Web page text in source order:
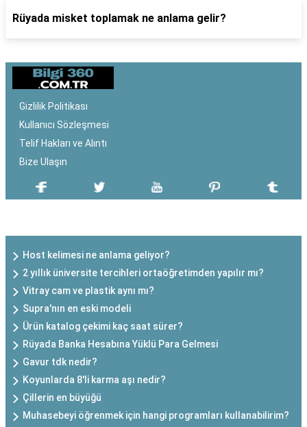
Rüyada misket toplamak ne anlama gelir?
Gizlilik Politikası
Kullanıcı Sözleşmesi
Telif Hakları ve Alıntı
Bize Ulaşın
Host kelimesi ne anlama geliyor?
2 yıllık üniversite tercihleri ortaöğretimden yapılır mı?
Vitray cam ve plastik aynı mı?
Supra'nın en eski modeli
Ürün katalog çekimi kaç saat sürer?
Rüyada Banka Hesabına Yüklü Para Gelmesi
Gavur tdk nedir?
Koyunlarda 8'li karma aşı nedir?
Çillerin en büyüğü
Muhasebeyi öğrenmek için hangi programları kullanabilirim?